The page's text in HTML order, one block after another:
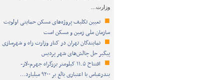
وزارت…
تعیین تکلیف پروژه‌های مسکن حمایتی اولویت
سازمان ملی زمین و مسکن است
نمایندگان تهران در کنار وزارت راه و شهرسازی
پیگیر حل چالش‌های شهر پردیس
افتتاح ۱۱.۵ کیلومتر بزرگراه جهرم-لار-
بندرعباس با اعتباری بالغ بر ۹۲۰۰ میلیارد…